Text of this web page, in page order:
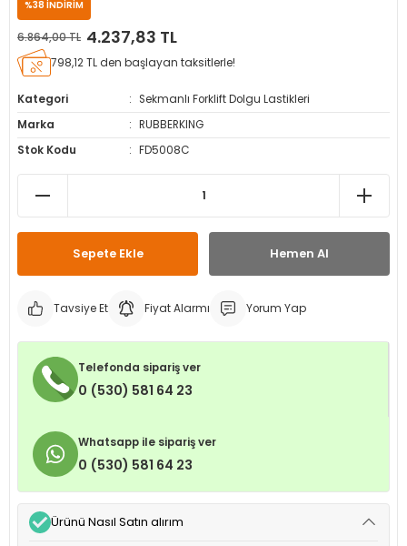
Dolgu Lastikleri
İç Lastikleri
Kapağı
%38 İNDİRİM
6.864,00 TL 4.237,83 TL
798,12 TL den başlayan taksitlerle!
Kategori
Sekmanlı Forklift Dolgu Lastikleri
Marka
RUBBERKING
Stok Kodu
FD5008C
Sepete Ekle Hemen Al
Tavsiye Et Fiyat Alarmı Yorum Yap
Telefonda sipariş ver
0 (530) 581 64 23
Whatsapp ile sipariş ver
0 (530) 581 64 23
Ürünü Nasıl Satın alırım